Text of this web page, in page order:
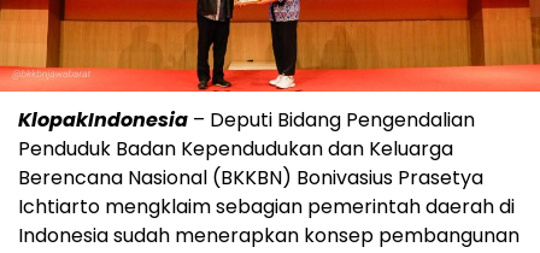
KlopakIndonesia – Deputi Bidang Pengendalian
Penduduk Badan Kependudukan dan Keluarga
Berencana Nasional (BKKBN) Bonivasius Prasetya
Ichtiarto mengklaim sebagian pemerintah daerah di
Indonesia sudah menerapkan konsep pembangunan